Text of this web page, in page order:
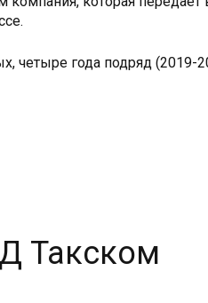
года подряд (2019-
Такском